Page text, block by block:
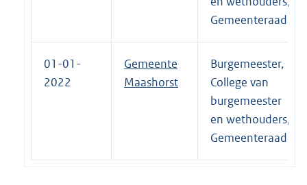
Gemeenteraad
01-01-
2022
Gemeente
Maashorst
Burgemeester,
College van
burgemeester
en wethouders,
Gemeenteraad